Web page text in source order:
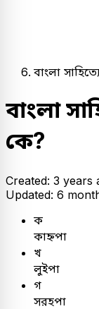
বাংলা
বাংলা
কে?
Created: 3 years
Updated: 6
ক
কাহ্নপা
খ
লুইপা
গ
সরহপা